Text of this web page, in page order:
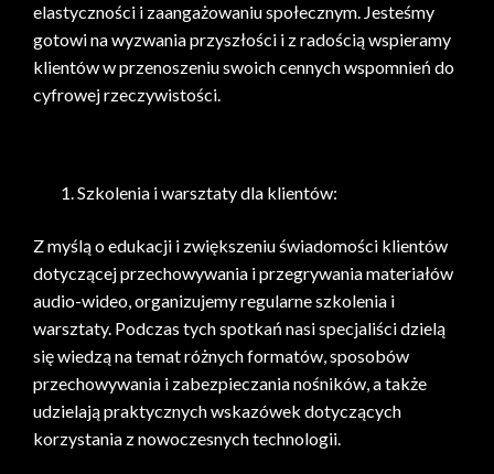
elastyczności i zaangażowaniu społecznym. Jesteśmy
gotowi na wyzwania przyszłości i z radością wspieramy
klientów w przenoszeniu swoich cennych wspomnień do
cyfrowej rzeczywistości.
Szkolenia i warsztaty dla klientów:
Z myślą o edukacji i zwiększeniu świadomości klientów
dotyczącej przechowywania i przegrywania materiałów
audio-wideo, organizujemy regularne szkolenia i
warsztaty. Podczas tych spotkań nasi specjaliści dzielą
się wiedzą na temat różnych formatów, sposobów
przechowywania i zabezpieczania nośników, a także
udzielają praktycznych wskazówek dotyczących
korzystania z nowoczesnych technologii.